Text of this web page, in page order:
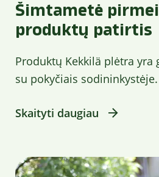
Šimtametė
produktų patirtis
Produktų Kekkilä plėtra yra
su pokyčiais sodininkystėje.
Skaityti daugiau